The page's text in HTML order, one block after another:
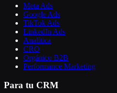
Meta Ads
Google Ads
TikTok Ads
LinkedIn Ads
Analítica
CRO
Orgánico B2B
Performance Marketing
Para tu CRM